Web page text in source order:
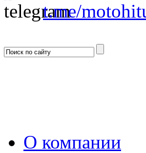
t.me/
О компании